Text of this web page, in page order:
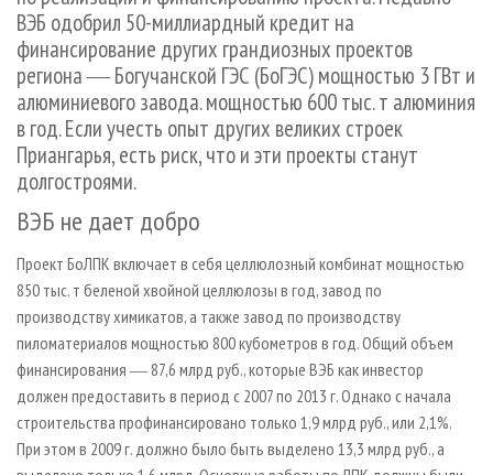
ВЭБ одобрил 50-миллиардный кредит на
финансирование других грандиозных проектов
региона ― Богучанской ГЭС (БоГЭС) мощностью 3 ГВт и
алюминиевого завода. мощностью 600 тыс. т алюминия
в год. Если учесть опыт других великих строек
Приангарья, есть риск, что и эти проекты станут
долгостроями.
ВЭБ не дает добро
Проект БоЛПК включает в себя целлюлозный комбинат мощностью
850 тыс. т беленой хвойной целлюлозы в год, завод по
производству химикатов, а также завод по производству
пиломатериалов мощностью 800 кубометров в год. Общий объем
финансирования ― 87,6 млрд руб., которые ВЭБ как инвестор
должен предоставить в период с 2007 по 2013 г. Однако с начала
строительства профинансировано только 1,9 млрд руб., или 2,1%.
При этом в 2009 г. должно было быть выделено 13,3 млрд руб., а